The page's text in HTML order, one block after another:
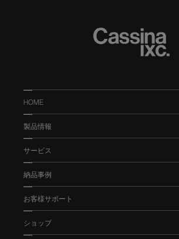
HOME
製品情報
サービス
納品事例
お客様サポート
ショップ